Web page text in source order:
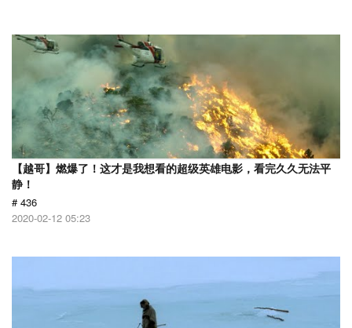
【越哥】燃爆了！这才是我想看的超级英雄电影，看完久久无法平
静！
# 436
2020-02-12 05:23